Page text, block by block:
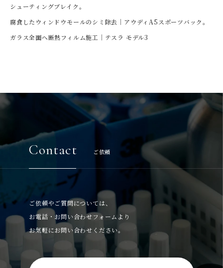
シューティングブレイク。
腐食したウィンドウモールのシミ除去｜アウディA5スポーツバック。
ガラス全面へ断熱フィルム施工｜テスラ モデル3
Contact ご依頼
ご依頼やご質問については、
お電話・お問い合わせフォームより
お気軽にお問い合わせください。